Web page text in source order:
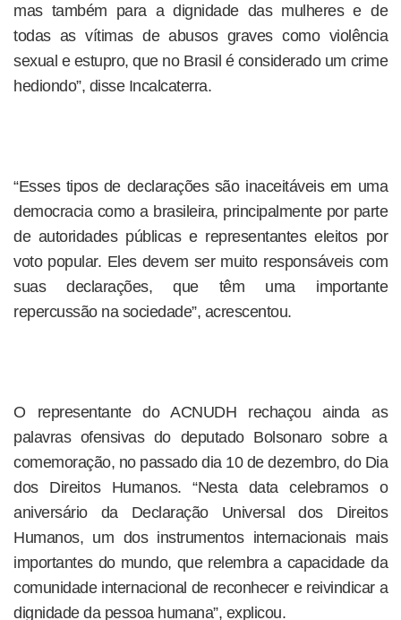
mas também para a dignidade das mulheres e de
todas as vítimas de abusos graves como violência
sexual e estupro, que no Brasil é considerado um crime
hediondo”, disse Incalcaterra.
“Esses tipos de declarações são inaceitáveis em uma
democracia como a brasileira, principalmente por parte
de autoridades públicas e representantes eleitos por
voto popular. Eles devem ser muito responsáveis com
suas declarações, que têm uma importante
repercussão na sociedade”, acrescentou.
O representante do ACNUDH rechaçou ainda as
palavras ofensivas do deputado Bolsonaro sobre a
comemoração, no passado dia 10 de dezembro, do Dia
dos Direitos Humanos. “Nesta data celebramos o
aniversário da Declaração Universal dos Direitos
Humanos, um dos instrumentos internacionais mais
importantes do mundo, que relembra a capacidade da
comunidade internacional de reconhecer e reivindicar a
dignidade da pessoa humana”, explicou.